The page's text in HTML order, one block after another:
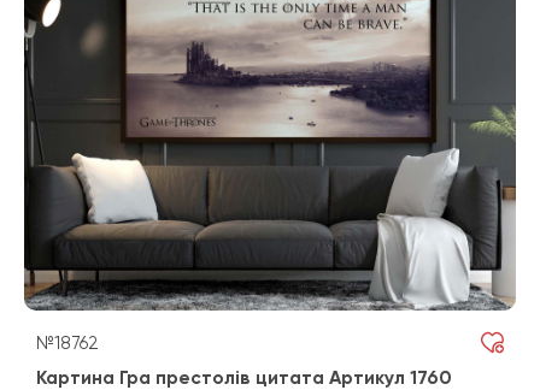
№18762
Картина Гра престолів цитата Артикул 1760